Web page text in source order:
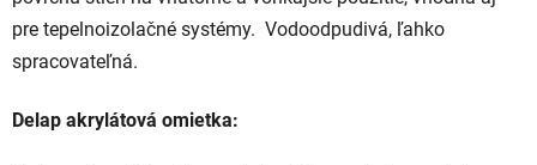
pre tepelnoizolačné systémy. Vodoodpudivá, ľahko
spracovateľná.
Delap akrylátová omietka: